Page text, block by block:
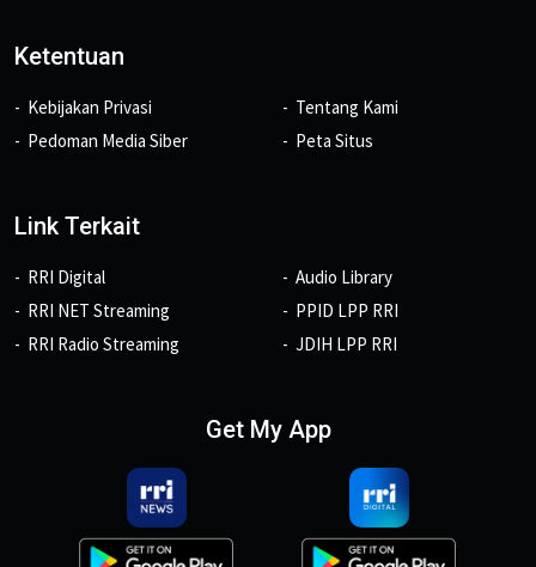
Ketentuan
Kebijakan Privasi
Pedoman Media Siber
Tentang Kami
Peta Situs
Link Terkait
RRI Digital
RRI NET Streaming
RRI Radio Streaming
Audio Library
PPID LPP RRI
JDIH LPP RRI
Get My App